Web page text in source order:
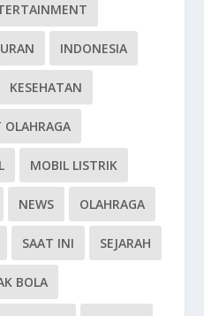
INDONESIA
KESEHATAN
MOBIL LISTRIK
NEWS OLAHRAGA
SAAT INI SEJARAH
BOLA